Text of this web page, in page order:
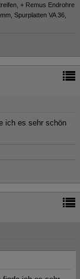
+ Remus Endrohre
Spurplatten VA 36,
ich es sehr schön